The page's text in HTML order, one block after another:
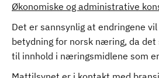
Økonomiske og administrative
Det er sannsynlig at endringene
betydning for norsk næring, da
til innhold i næringsmidlene som